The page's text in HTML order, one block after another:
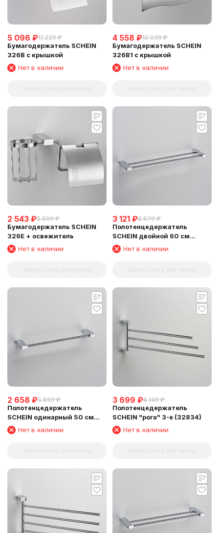
5 096 ₽11 220 ₽
Бумагодержатель SCHEIN
326B с крышкой
Нет в наличии
4 558 ₽10 030 ₽
Бумагодержатель SCHEIN
326B1 с крышкой
Нет в наличии
2 543 ₽5 600 ₽
Бумагодержатель SCHEIN
326E + освежитель
Нет в наличии
3 121 ₽6 870 ₽
Полотенцедержатель
SCHEIN двойной 60 см
(D32821)
Нет в наличии
2 658 ₽5 850 ₽
Полотенцедержатель
SCHEIN одинарный 50 см
(32812)Нет в наличии
3 699 ₽8 140 ₽
Полотенцедержатель
SCHEIN "рога" 3-е (32834)
Нет в наличии